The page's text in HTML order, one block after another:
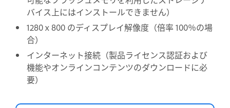
バイス上にはインストールできません）
1280 x 800 のディスプレイ解像度（倍率 100％の場
合）
インターネット接続（製品ライセンス認証および
機能やオンラインコンテンツのダウンロードに必
要）